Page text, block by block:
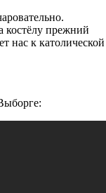
костёлу прежний
нас к католической